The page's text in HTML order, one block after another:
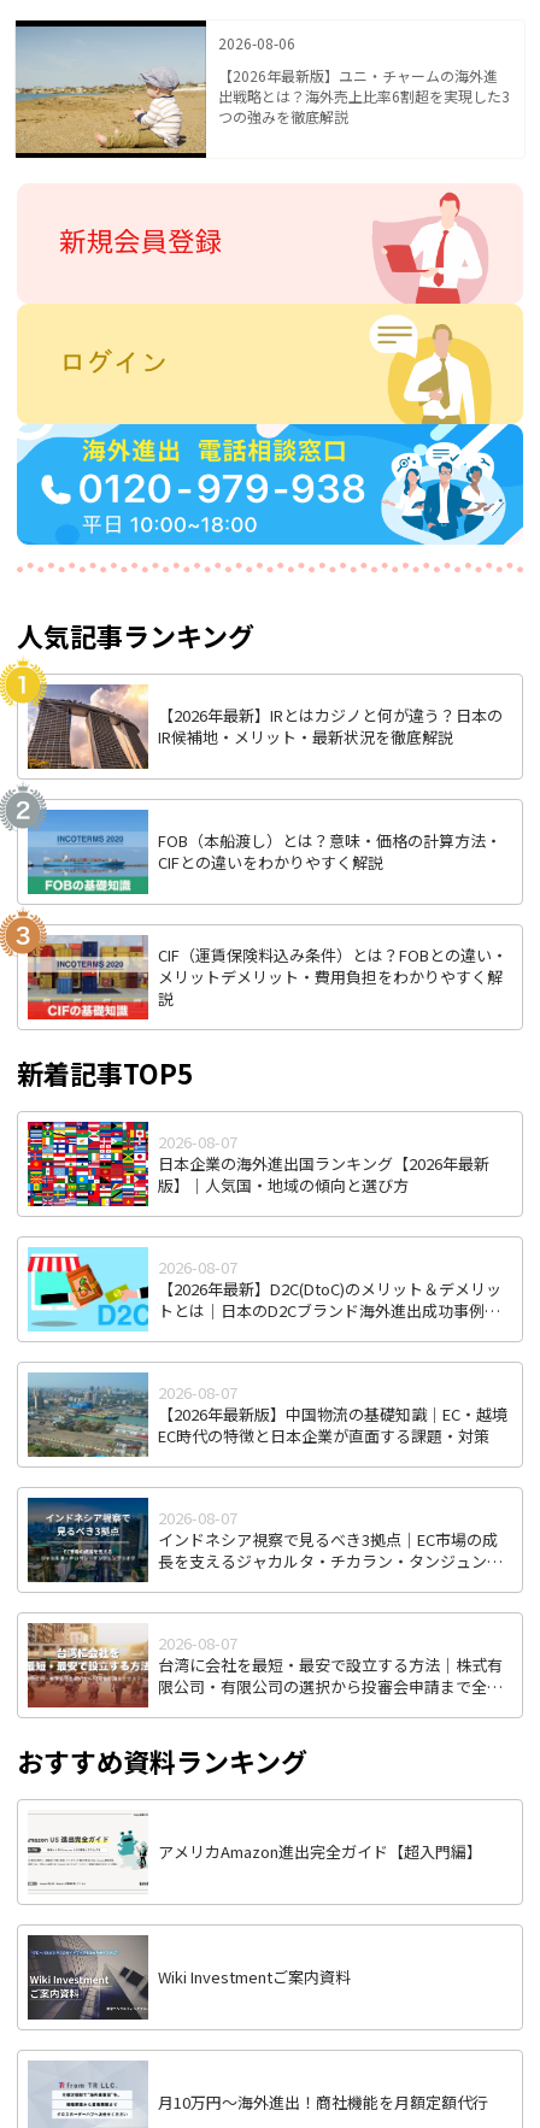
2026-08-06
【2026年最新版】ユニ・チャームの海外進
出戦略とは？海外売上比率6割超を実現した3
つの強みを徹底解説
人気記事ランキング
【2026年最新】IRとはカジノと何が違う？日本の
IR候補地・メリット・最新状況を徹底解説
FOB（本船渡し）とは？意味・価格の計算方法・
CIFとの違いをわかりやすく解説
CIF（運賃保険料込み条件）とは？FOBとの違い・
メリットデメリット・費用負担をわかりやすく解
説
新着記事TOP5
2026-08-07
日本企業の海外進出国ランキング【2026年最新
版】｜人気国・地域の傾向と選び方
2026-08-07
【2026年最新】D2C(DtoC)のメリット＆デメリッ
トとは｜日本のD2Cブランド海外進出成功事例と
2026-08-07
【2026年最新版】中国物流の基礎知識｜EC・越境
EC時代の特徴と日本企業が直面する課題・対策
2026-08-07
インドネシア視察で見るべき3拠点｜EC市場の成
長を支えるジャカルタ・チカラン・タンジュンプ
2026-08-07
台湾に会社を最短・最安で設立する方法｜株式有
限公司・有限公司の選択から投審会申請まで全ス
おすすめ資料ランキング
アメリカAmazon進出完全ガイド【超入門編】
Wiki Investmentご案内資料
月10万円〜海外進出！商社機能を月額定額代行